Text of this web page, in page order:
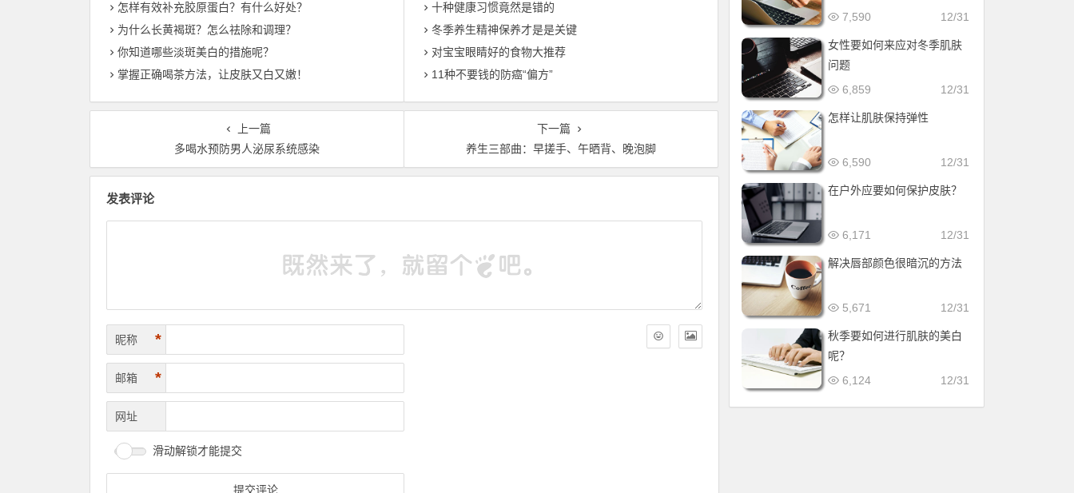
怎样有效补充胶原蛋白？有什么好处？
为什么长黄褐斑？怎么祛除和调理？
你知道哪些淡斑美白的措施呢？
掌握正确喝茶方法，让皮肤又白又嫩！
十种健康习惯竟然是错的
冬季养生精神保养才是是关键
对宝宝眼睛好的食物大推荐
11种不要钱的防癌“偏方”
上一篇
多喝水预防男人泌尿系统感染
下一篇
养生三部曲：早搓手、午晒背、晚泡脚
发表评论
昵称 *
邮箱 *
网址
滑动解锁才能提交
12/31
7,590
女性要如何来应对冬季肌肤
问题
12/31
6,859
怎样让肌肤保持弹性
12/31
6,590
在户外应要如何保护皮肤？
12/31
6,171
解决唇部颜色很暗沉的方法
12/31
5,671
秋季要如何进行肌肤的美白
呢？
12/31
6,124